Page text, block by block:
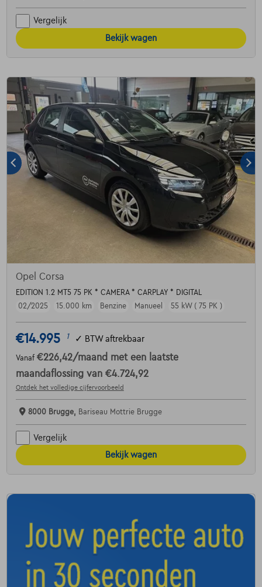
Vergelijk
Bekijk wagen
Opel Corsa
EDITION 1.2 MT5 75 PK * CAMERA * CARPLAY * DIGITAL
02/2025
15.000 km Benzine Manueel 55 kW ( 75 PK )
€14.995 1 ✓ BTW aftrekbaar
Vanaf €226,42/maand met een laatste
maandaflossing van €4.724,92
Ontdek het volledige cijfervoorbeeld
8000 Brugge, Bariseau Mottrie Brugge
Vergelijk
Bekijk wagen